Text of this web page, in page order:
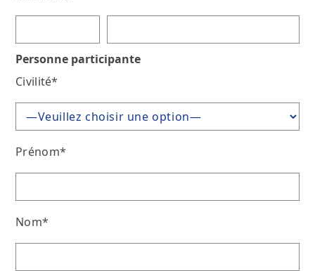
Personne participante
Civilité*
Prénom*
Nom*